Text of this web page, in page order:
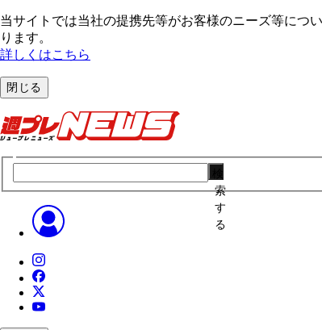
当サイトでは当社の提携先等がお客様のニーズ等につ
ります。
詳しくはこちら
閉じる
索
す
る